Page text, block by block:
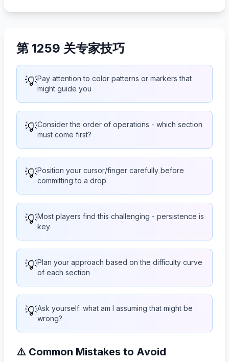
第 1259 关专家技巧
💡Pay attention to color patterns or markers that
might guide you
💡Consider the order of operations - which section
must come first?
💡Position your cursor/finger carefully before
committing to a drop
💡Most players find this challenging - persistence is
key
💡Plan your approach based on the difficulty curve
of each section
💡Ask yourself: what am I assuming that might be
wrong?
⚠️ Common Mistakes to Avoid